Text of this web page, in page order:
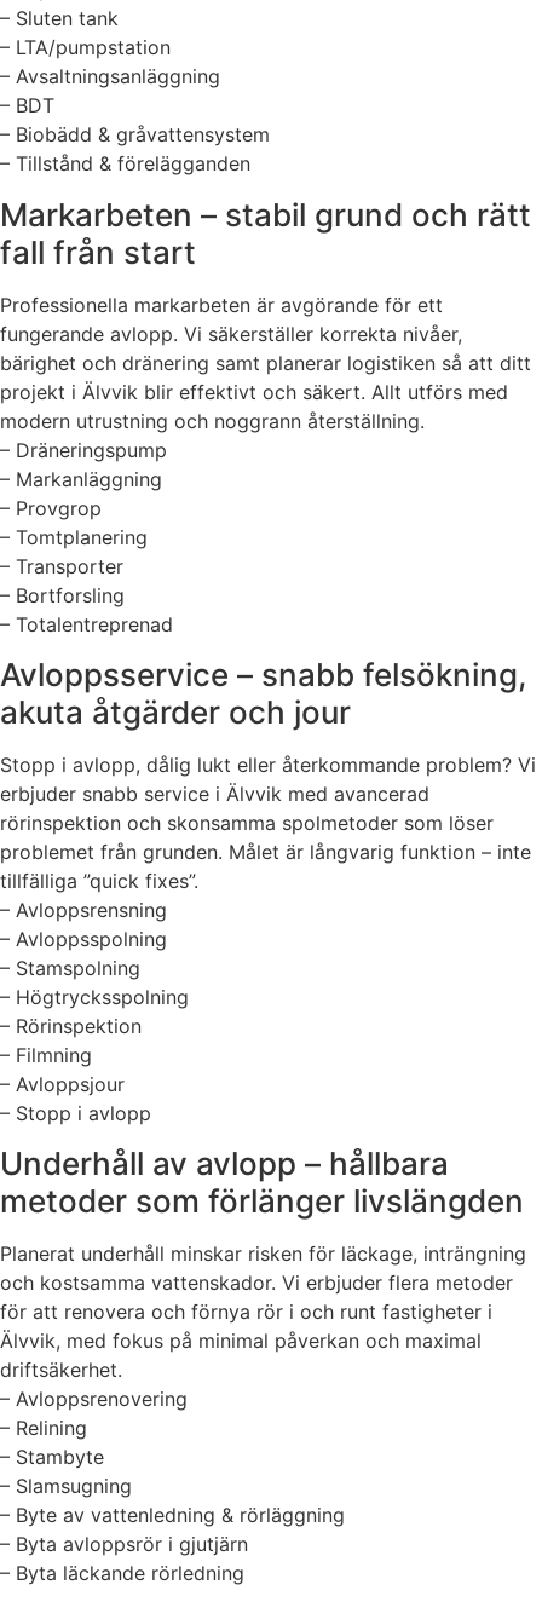
– Sluten tank
– LTA/pumpstation
– Avsaltningsanläggning
– BDT
– Biobädd & gråvattensystem
– Tillstånd & förelägganden
Markarbeten – stabil grund och rätt
fall från start
Professionella markarbeten är avgörande för ett
fungerande avlopp. Vi säkerställer korrekta nivåer,
bärighet och dränering samt planerar logistiken så att ditt
projekt i Älvvik blir effektivt och säkert. Allt utförs med
modern utrustning och noggrann återställning.
– Dräneringspump
– Markanläggning
– Provgrop
– Tomtplanering
– Transporter
– Bortforsling
– Totalentreprenad
Avloppsservice – snabb felsökning,
akuta åtgärder och jour
Stopp i avlopp, dålig lukt eller återkommande problem? Vi
erbjuder snabb service i Älvvik med avancerad
rörinspektion och skonsamma spolmetoder som löser
problemet från grunden. Målet är långvarig funktion – inte
tillfälliga ”quick fixes”.
– Avloppsrensning
– Avloppsspolning
– Stamspolning
– Högtrycksspolning
– Rörinspektion
– Filmning
– Avloppsjour
– Stopp i avlopp
Underhåll av avlopp – hållbara
metoder som förlänger livslängden
Planerat underhåll minskar risken för läckage, inträngning
och kostsamma vattenskador. Vi erbjuder flera metoder
för att renovera och förnya rör i och runt fastigheter i
Älvvik, med fokus på minimal påverkan och maximal
driftsäkerhet.
– Avloppsrenovering
– Relining
– Stambyte
– Slamsugning
– Byte av vattenledning & rörläggning
– Byta avloppsrör i gjutjärn
– Byta läckande rörledning